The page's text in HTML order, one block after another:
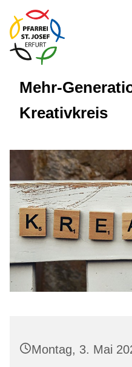
Mehr-
Kreativkreis
Montag, 3. Mai